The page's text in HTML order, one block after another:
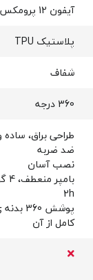
آیفون 12 پرومکس
پلاستیک TPU
شفاف
360 درجه
طراحی براق،
ضد ضربه
نصب آسان
2h
پوشش
کامل از آن